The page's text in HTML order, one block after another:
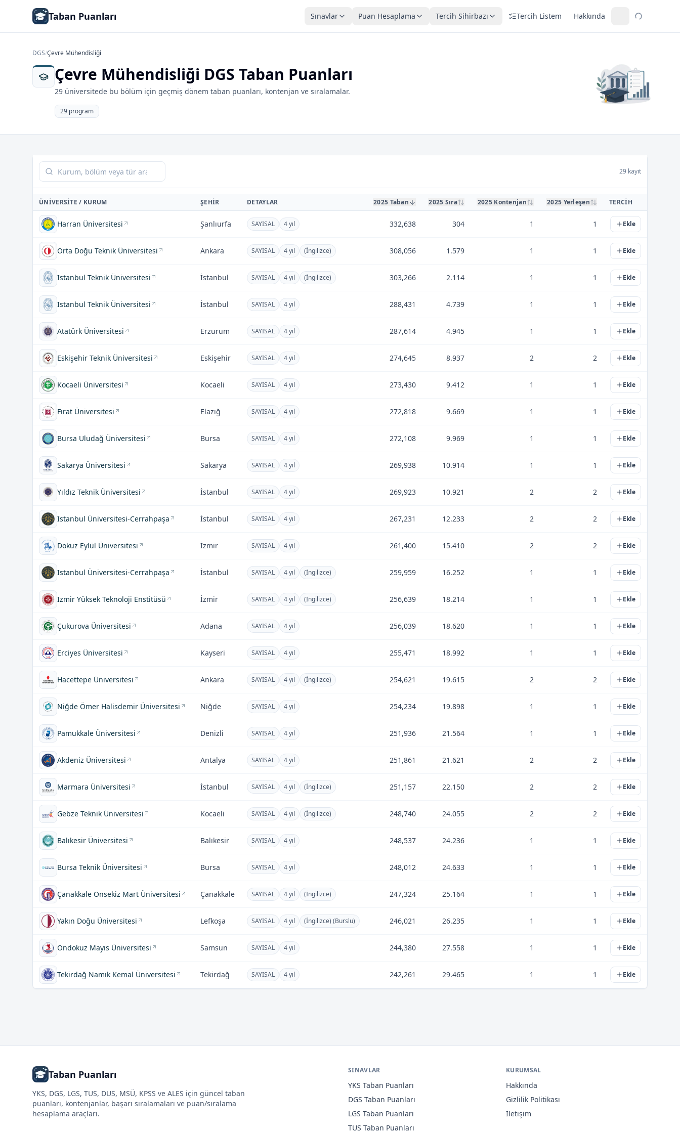
Taban Puanları Sınavlar Puan Hesaplama Tercih Sihirbazı Tercih Listem Hakkında
DGS/Çevre Mühendisliği
Çevre Mühendisliği DGS Taban Puanları
29 üniversitede bu bölüm için geçmiş dönem taban puanları, kontenjan ve sıralamalar.
29 program
Tabloda ara 29 kayıt
ÜNIVERSITE / KURUM ŞEHIR DETAYLAR 2025 Taban 2025 Sıra 2025 Kontenjan 2025 Yerleşen TERCIH
Harran Üniversitesi Şanlıurfa SAYISAL 4 yıl 332,638 304 1 1 Ekle
Orta Doğu Teknik Üniversitesi Ankara SAYISAL 4 yıl (İngilizce) 308,056 1.579 1 1 Ekle
Istanbul Teknik Üniversitesi İstanbul SAYISAL 4 yıl (İngilizce) 303,266 2.114 1 1 Ekle
Istanbul Teknik Üniversitesi İstanbul SAYISAL 4 yıl 288,431 4.739 1 1 Ekle
Atatürk Üniversitesi Erzurum SAYISAL 4 yıl 287,614 4.945 1 1 Ekle
Eskişehir Teknik Üniversitesi Eskişehir SAYISAL 4 yıl 274,645 8.937 2 2 Ekle
Kocaeli Üniversitesi Kocaeli SAYISAL 4 yıl 273,430 9.412 1 1 Ekle
Fırat Üniversitesi Elazığ SAYISAL 4 yıl 272,818 9.669 1 1 Ekle
Bursa Uludağ Üniversitesi Bursa SAYISAL 4 yıl 272,108 9.969 1 1 Ekle
Sakarya Üniversitesi Sakarya SAYISAL 4 yıl 269,938 10.914 1 1 Ekle
Yıldız Teknik Üniversitesi İstanbul SAYISAL 4 yıl 269,923 10.921 2 2 Ekle
Istanbul Üniversitesi-Cerrahpaşa İstanbul SAYISAL 4 yıl 267,231 12.233 2 2 Ekle
Dokuz Eylül Üniversitesi İzmir SAYISAL 4 yıl 261,400 15.410 2 2 Ekle
Istanbul Üniversitesi-Cerrahpaşa İstanbul SAYISAL 4 yıl (İngilizce) 259,959 16.252 1 1 Ekle
Izmir Yüksek Teknoloji Enstitüsü İzmir SAYISAL 4 yıl (İngilizce) 256,639 18.214 1 1 Ekle
Çukurova Üniversitesi Adana SAYISAL 4 yıl 256,039 18.620 1 1 Ekle
Erciyes Üniversitesi Kayseri SAYISAL 4 yıl 255,471 18.992 1 1 Ekle
Hacettepe Üniversitesi Ankara SAYISAL 4 yıl (İngilizce) 254,621 19.615 2 2 Ekle
Niğde Ömer Halisdemir Üniversitesi Niğde SAYISAL 4 yıl 254,234 19.898 1 1 Ekle
Pamukkale Üniversitesi Denizli SAYISAL 4 yıl 251,936 21.564 1 1 Ekle
Akdeniz Üniversitesi Antalya SAYISAL 4 yıl 251,861 21.621 2 2 Ekle
Marmara Üniversitesi İstanbul SAYISAL 4 yıl (İngilizce) 251,157 22.150 2 2 Ekle
Gebze Teknik Üniversitesi Kocaeli SAYISAL 4 yıl (İngilizce) 248,740 24.055 2 2 Ekle
Balıkesir Üniversitesi Balıkesir SAYISAL 4 yıl 248,537 24.236 1 1 Ekle
Bursa Teknik Üniversitesi Bursa SAYISAL 4 yıl 248,012 24.633 1 1 Ekle
Çanakkale Onsekiz Mart Üniversitesi Çanakkale SAYISAL 4 yıl (İngilizce) 247,324 25.164 1 1 Ekle
Yakın Doğu Üniversitesi Lefkoşa SAYISAL 4 yıl (İngilizce) (Burslu) 246,021 26.235 1 1 Ekle
Ondokuz Mayıs Üniversitesi Samsun SAYISAL 4 yıl 244,380 27.558 1 1 Ekle
Tekirdağ Namık Kemal Üniversitesi Tekirdağ SAYISAL 4 yıl 242,261 29.465 1 1 Ekle
Taban Puanları
YKS, DGS, LGS, TUS, DUS, MSÜ, KPSS ve ALES için güncel taban
puanları, kontenjanlar, başarı sıralamaları ve puan/sıralama
hesaplama araçları.
SINAVLAR
YKS Taban Puanları
DGS Taban Puanları
LGS Taban Puanları
TUS Taban Puanları
KURUMSAL
Hakkında
Gizlilik Politikası
İletişim